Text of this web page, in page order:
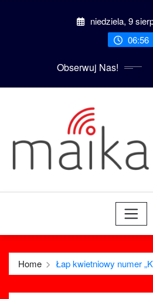
niedziela, 9
06:56
Obserwuj Nas!
Home Łap kwietniowy numer